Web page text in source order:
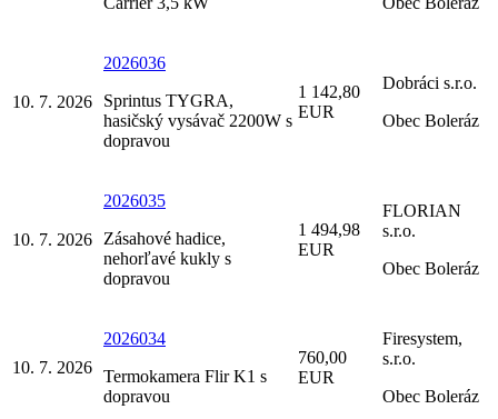
10. 7. 2026
2026036
Sprintus TYGRA,
hasičský vysávač 2200W s
dopravou
1 142,80
EUR
Dobráci s.r.o.
Obec Boleráz
10. 7. 2026
2026035
Zásahové hadice,
nehorľavé kukly s
dopravou
1 494,98
EUR
FLORIAN
s.r.o.
Obec Boleráz
10. 7. 2026
2026034
Termokamera Flir K1 s
dopravou
760,00
EUR
Firesystem,
s.r.o.
Obec Boleráz